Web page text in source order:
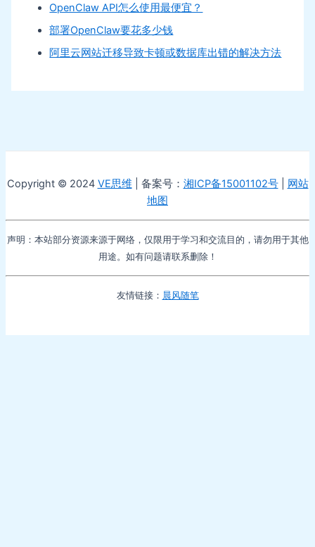
OpenClaw API怎么使用最便宜？
部署OpenClaw要花多少钱
阿里云网站迁移导致卡顿或数据库出错的解决方法
Copyright © 2024 VE思维 | 备案号： 湘ICP备15001102号| 网站
地图
声明：本站部分资源来源于网络，仅限用于学习和交流目的，请勿用于其他
用途。如有问题请联系删除！
友情链接： 晨风随笔